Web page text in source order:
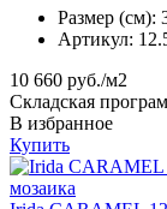
Размер (см):
Артикул:
10 660 руб./м2
Складская
В избранное
Купить